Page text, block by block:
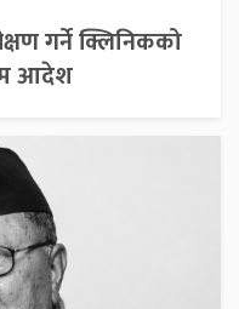
गर्ने क्लिनिकको
आदेश